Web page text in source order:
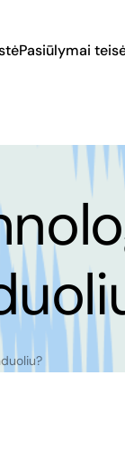
Pasiūlymai